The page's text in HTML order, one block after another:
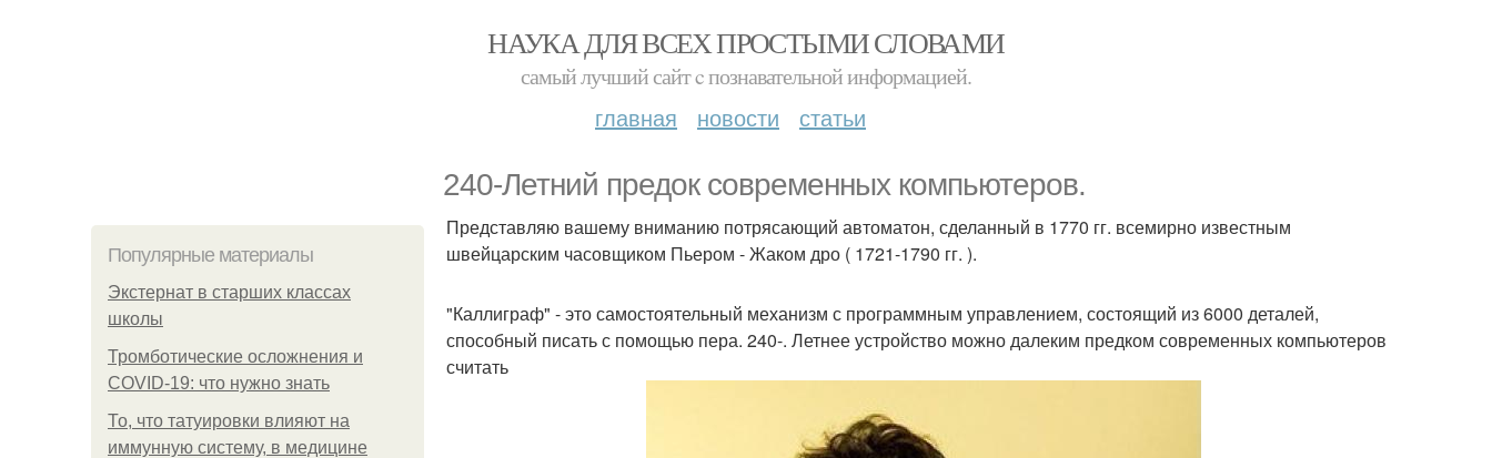
НАУКА ДЛЯ ВСЕХ ПРОСТЫМИ СЛОВАМИ
самый лучший сайт c познавательной информацией.
главная новости статьи
240-Летний предок современных компьютеров.
Популярные материалы
Экстернат в старших классах
школы
Тромботические осложнения и
COVID-19: что нужно знать
То, что татуировки влияют на
иммунную систему, в медицине
Представляю вашему вниманию потрясающий автоматон, сделанный в 1770 гг. всемирно известным
швейцарским часовщиком Пьером - Жаком дро ( 1721-1790 гг. ).
"Каллиграф" - это самостоятельный механизм с программным управлением, состоящий из 6000 деталей,
способный писать с помощью пера. 240-. Летнее устройство можно далеким предком современных компьютеров
считать